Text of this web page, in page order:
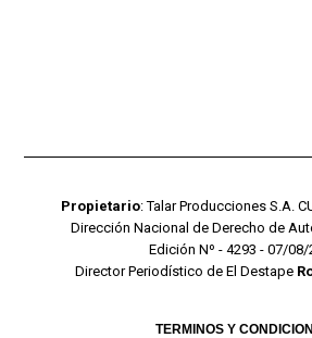
Propietario: Talar Producciones S.A.
Dirección Nacional de Derecho de
Edición Nº - 4293 - 07/08/
Director Periodístico de El Destape
TERMINOS Y